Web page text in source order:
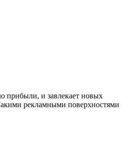
прибыли, и завлекает новых
рекламными поверхностями